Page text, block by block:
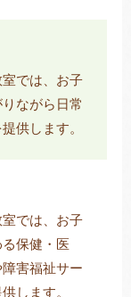
では、お子
ながら日常
供します。
では、お子
保健・医
害福祉サー
します。